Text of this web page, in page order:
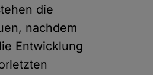
die
nachdem
Entwicklung